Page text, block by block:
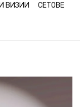
ВИЗИИ СЕТОВЕ